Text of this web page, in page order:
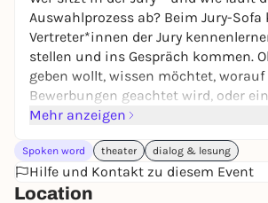
keine Preisangabe
Auswahlprozess ab? Beim Jury-
Vertreter*innen der Jury
stellen und ins Gespräch kommen.
geben wollt, wissen möchtet, worauf
Bewerbungen geachtet wird, oder
seid: Kommt vorbei und nutzt die
Mit
Mehr anzeigen
Spoken word theater dialog & lesung
Hilfe und Kontakt zu diesem Event
Location